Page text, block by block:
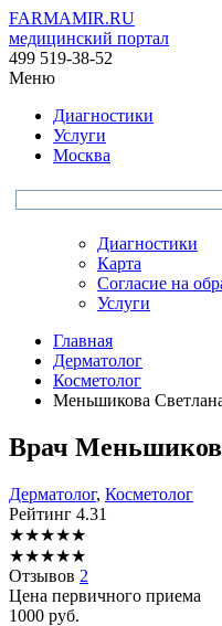
FARMAMIR.RU
медицинский портал
499 519-38-52
Меню
Диагностики
Услуги
Москва
Диагностики
Карта
Согласие на
Услуги
Главная
Дерматолог
Косметолог
Меньшикова
Врач
Дерматолог, Косметолог
Рейтинг 4.31
★★★★★
★★★★★
Отзывов 2
Цена первичного приема
1000 руб.